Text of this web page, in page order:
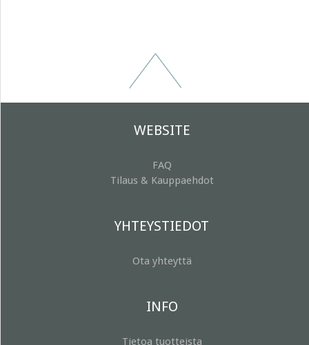
WEBSITE
FAQ
Tilaus & Kauppaehdot
YHTEYSTIEDOT
Ota yhteyttä
INFO
Tietoa tuotteista